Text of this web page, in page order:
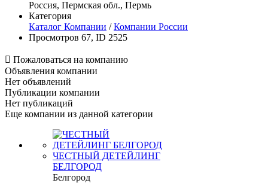
Россия, Пермская обл., Пермь
Категория
Каталог Компании /Компании России
Просмотров 67, ID 2525
 Пожаловаться на компанию
Объявления компании
Нет объявлений
Публикации компании
Нет публикаций
Еще компании из данной категории
ЧЕСТНЫЙ ДЕТЕЙЛИНГ
БЕЛГОРОД
Белгород